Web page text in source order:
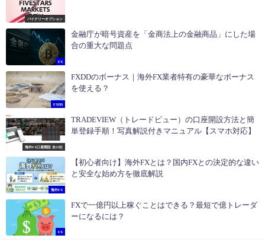
バイナリーオプション
FX
金融庁が暗号資産を「金商法上の金融商品」にした場
合の重大な問題点
FXDD
FXDDのボーナス｜海外FX業者特有の豪華なボーナス
を使える？
海外FX口座開設 全23社
TRADEVIEW（トレードビュー）の口座開設方法と簡
単登録手順！写真解説付きマニュアル【スマホ対応】
海外FX
【初心者向け】海外FXとは？国内FXとの決定的な違い
と安全な始め方を徹底解説
FX
FXで一億円以上稼ぐことはできる？最短で億トレーダ
ーになるには？